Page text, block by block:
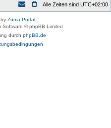
Alle Zeiten sind UTC+02:00
Zuma Portal,
Software © phpBB Limited
durch phpBB.de